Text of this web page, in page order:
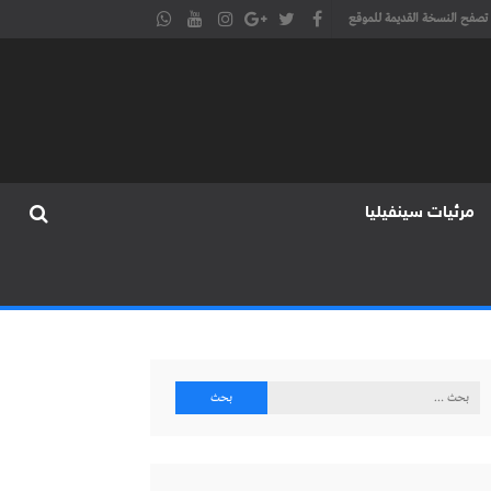
تصفح النسخة القديمة للموقع
مرئيات سينفيليا
البحث